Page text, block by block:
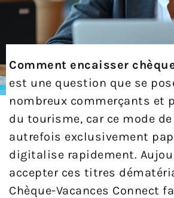
Comment encaisser
est une question que se
nombreux commerçants et
du tourisme, car ce mode
autrefois exclusivement
digitalise rapidement.
accepter ces titres
Chèque-Vacances Connect